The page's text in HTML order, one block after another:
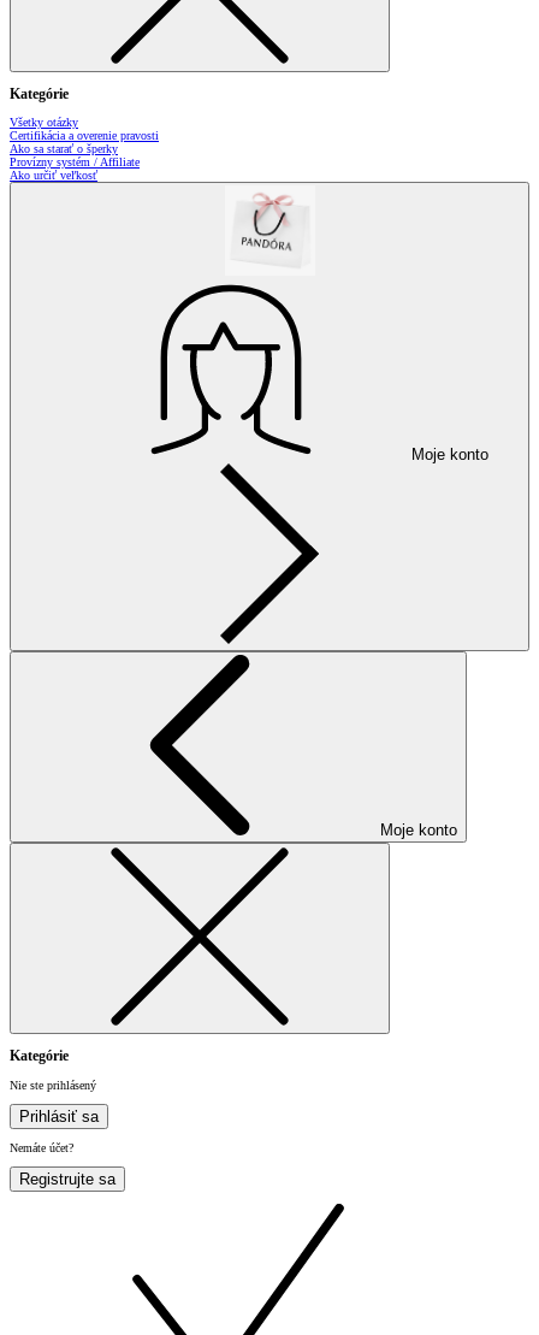
Kategórie
Všetky otázky
Certifikácia a overenie pravosti
Ako sa starať o šperky
Provízny systém / Affiliate
Ako určiť veľkosť
Moje konto
Moje konto
Kategórie
Nie ste prihlásený
Prihlásiť sa
Nemáte účet?
Registrujte sa